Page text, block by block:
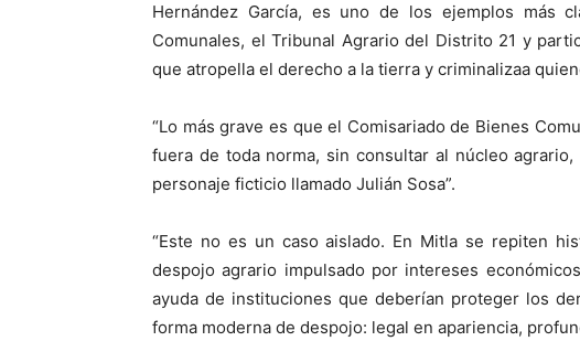
Hernández García, es uno de los ejemplos más
Comunales, el Tribunal Agrario del Distrito 21 y
que atropella el derecho a la tierra y criminalizaa
“Lo más grave es que el Comisariado de Bienes
fuera de toda norma, sin consultar al núcleo
personaje ficticio llamado Julián Sosa”.
“Este no es un caso aislado. En Mitla se repiten
despojo agrario impulsado por intereses
ayuda de instituciones que deberían proteger los
forma moderna de despojo: legal en apariencia,